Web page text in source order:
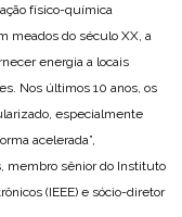
físico-química
meados do século XX, a
energia a locais
Nos últimos 10 anos, os
especialmente
acelerada”,
membro sênior do Instituto
(IEEE) e sócio-diretor